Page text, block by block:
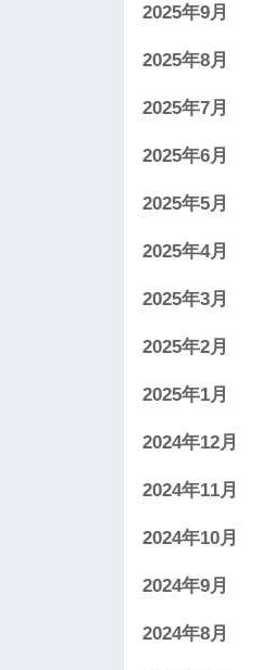
2025年9月
2025年8月
2025年7月
2025年6月
2025年5月
2025年4月
2025年3月
2025年2月
2025年1月
2024年12月
2024年11月
2024年10月
2024年9月
2024年8月